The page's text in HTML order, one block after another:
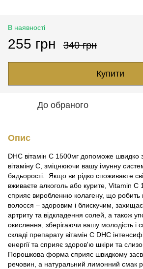
В наявності
255 грн 340 грн
Купити
До обраного
Опис
DHC вітамін C 1500мг допоможе швидко
вітаміну С, зміцнюючи вашу імунну
бадьорості. Якщо ви рідко споживаєте
вживаєте алкоголь або курите, Vitamin
сприяє виробленню колагену, що робить
волосся – здоровим і блискучим, захищає
артриту та відкладення солей, а також
окислення, зберігаючи вашу молодість і
складі препарату вітамін C DHC
енергії та сприяє здоров'ю шкіри та
Порошкова форма сприяє швидкому
речовин, а натуральний лимонний смак